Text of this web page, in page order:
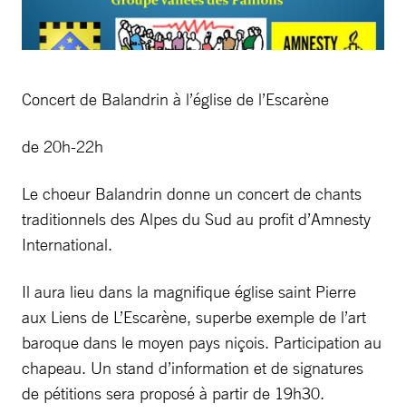
Concert de Balandrin à l’église de l’Escarène
de 20h-22h
Le choeur Balandrin donne un concert de chants
traditionnels des Alpes du Sud au profit d’Amnesty
International.
Il aura lieu dans la magnifique église saint Pierre
aux Liens de L’Escarène, superbe exemple de l’art
baroque dans le moyen pays niçois. Participation au
chapeau. Un stand d’information et de signatures
de pétitions sera proposé à partir de 19h30.